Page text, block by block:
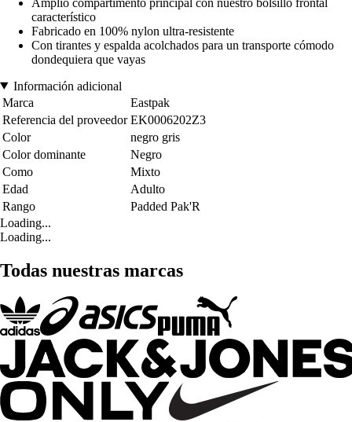
característico
Fabricado en 100% nylon ultra-resistente
Con tirantes y espalda acolchados para un transporte cómodo
dondequiera que vayas
Información adicional
Marca
Eastpak
Referencia del proveedor EK0006202Z3
Color
negro gris
Color dominante
Negro
Como
Mixto
Edad
Adulto
Rango
Padded Pak'R
Loading...
Loading...
Todas nuestras marcas